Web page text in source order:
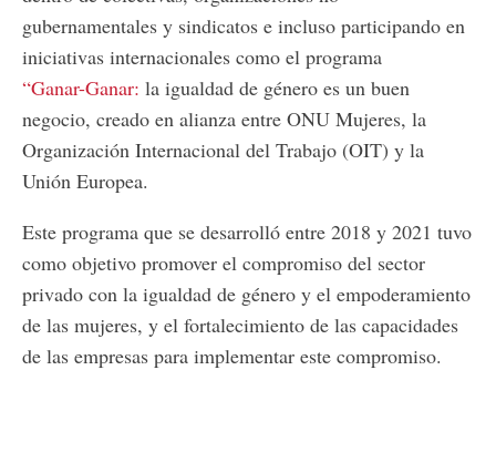
gubernamentales y sindicatos e incluso participando en
iniciativas internacionales como el programa
“Ganar-Ganar: la igualdad de género es un buen
negocio, creado en alianza entre ONU Mujeres, la
Organización Internacional del Trabajo (OIT) y la
Unión Europea.
Este programa que se desarrolló entre 2018 y 2021 tuvo
como objetivo promover el compromiso del sector
privado con la igualdad de género y el empoderamiento
de las mujeres, y el fortalecimiento de las capacidades
de las empresas para implementar este compromiso.